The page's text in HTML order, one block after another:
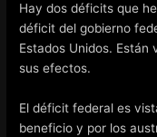
Hay dos déficits que
déficit del gobierno
Estados Unidos.
sus efectos.
El déficit federal es
beneficio y por los